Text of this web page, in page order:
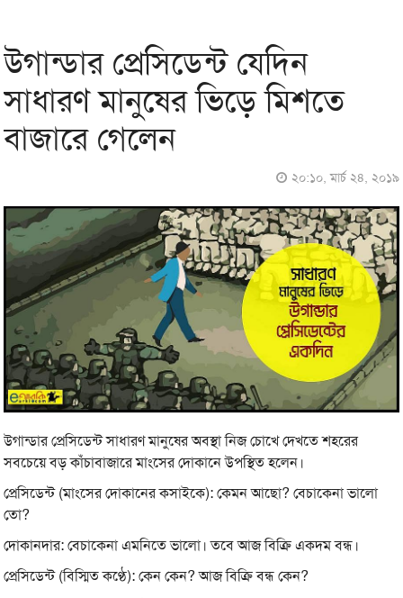
উগান্ডার প্রেসিডেন্ট যেদিন
সাধারণ মানুষের ভিড়ে মিশতে
বাজারে গেলেন
২০:১০, মার্চ ২৪, ২০১৯
উগান্ডার প্রেসিডেন্ট সাধারণ মানুষের অবস্থা নিজ চোখে দেখতে শহরের
সবচেয়ে বড় কাঁচাবাজারে মাংসের দোকানে উপস্থিত হলেন।
প্রেসিডেন্ট (মাংসের দোকানের কসাইকে): কেমন আছো? বেচাকেনা ভালো
তো?
দোকানদার: বেচাকেনা এমনিতে ভালো। তবে আজ বিক্রি একদম বন্ধ।
প্রেসিডেন্ট (বিস্মিত কণ্ঠে): কেন কেন? আজ বিক্রি বন্ধ কেন?